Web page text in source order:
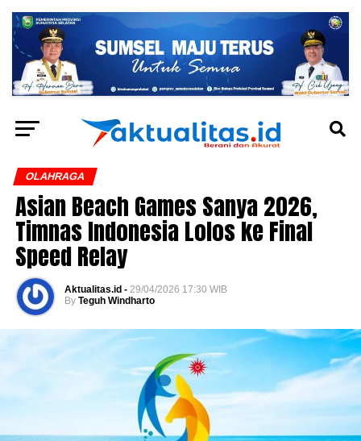
OLAHRAGA
Asian Beach Games Sanya 2026,
Timnas Indonesia Lolos ke Final
Speed Relay
Aktualitas.id - 29/04/2026 17:30 WIB
By Teguh Windharto